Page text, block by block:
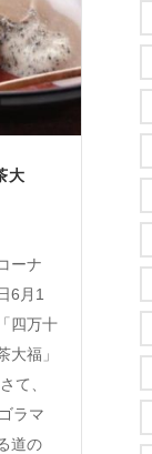
大
ーナ
6月1
四万十
大福」
て、
ラマ
道の